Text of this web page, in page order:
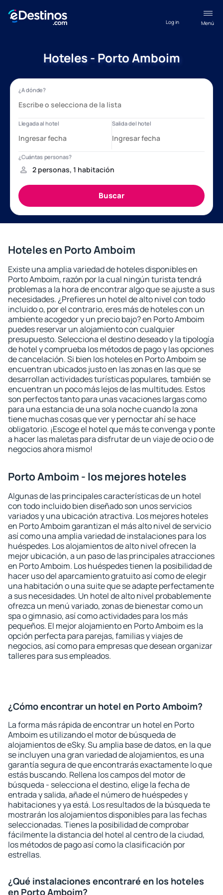
Menú
Log in
Hoteles - Porto Amboim
Hoteles en Porto Amboim
Existe una amplia variedad de hoteles disponibles en
Porto Amboim, razón por la cual ningún turista tendrá
problemas a la hora de encontrar algo que se ajuste a sus
necesidades. ¿Prefieres un hotel de alto nivel con todo
incluido o, por el contrario, eres más de hoteles con un
ambiente acogedor y un precio bajo? en Porto Amboim
puedes reservar un alojamiento con cualquier
presupuesto. Selecciona el destino deseado y la tipología
de hotel y comprueba los métodos de pago y las opciones
de cancelación. Si bien los hoteles en Porto Amboim se
encuentran ubicados justo en las zonas en las que se
desarrollan actividades turísticas populares, también se
encuentran un poco más lejos de las multitudes. Estos
son perfectos tanto para unas vacaciones largas como
para una estancia de una sola noche cuando la zona
tiene muchas cosas que ver y pernoctar ahí se hace
obligatorio. ¡Escoge el hotel que más te convenga y ponte
a hacer las maletas para disfrutar de un viaje de ocio o de
negocios ahora mismo!
Porto Amboim - los mejores hoteles
Algunas de las principales características de un hotel
con todo incluido bien diseñado son unos servicios
variados y una ubicación atractiva. Los mejores hoteles
en Porto Amboim garantizan el más alto nivel de servicio
así como una amplia variedad de instalaciones para los
huéspedes. Los alojamientos de alto nivel ofrecen la
mejor ubicación, a un paso de las principales atracciones
en Porto Amboim. Los huéspedes tienen la posibilidad de
hacer uso del aparcamiento gratuito así como de elegir
una habitación o una suite que se adapte perfectamente
a sus necesidades. Un hotel de alto nivel probablemente
ofrezca un menú variado, zonas de bienestar como un
spa o gimnasio, así como actividades para los más
pequeños. El mejor alojamiento en Porto Amboim es la
opción perfecta para parejas, familias y viajes de
negocios, así como para empresas que desean organizar
talleres para sus empleados.
¿Cómo encontrar un hotel en Porto Amboim?
La forma más rápida de encontrar un hotel en Porto
Amboim es utilizando el motor de búsqueda de
alojamientos de eSky. Su amplia base de datos, en la que
se incluyen una gran variedad de alojamientos, es una
garantía segura de que encontrarás exactamente lo que
estás buscando. Rellena los campos del motor de
búsqueda - selecciona el destino, elige la fecha de
entrada y salida, añade el número de huéspedes y
habitaciones y ya está. Los resultados de la búsqueda te
mostrarán los alojamientos disponibles para las fechas
seleccionadas. Tienes la posibilidad de comprobar
fácilmente la distancia del hotel al centro de la ciudad,
los métodos de pago así como la clasificación por
estrellas.
¿Qué instalaciones encontraré en los hoteles
en Porto Amboim?